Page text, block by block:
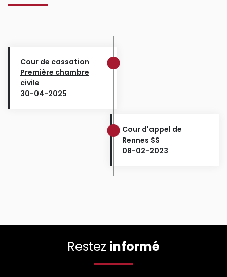
Cour de cassation
Première chambre
civile
30-04-2025
Cour d'appel de
Rennes SS
08-02-2023
Restez informé